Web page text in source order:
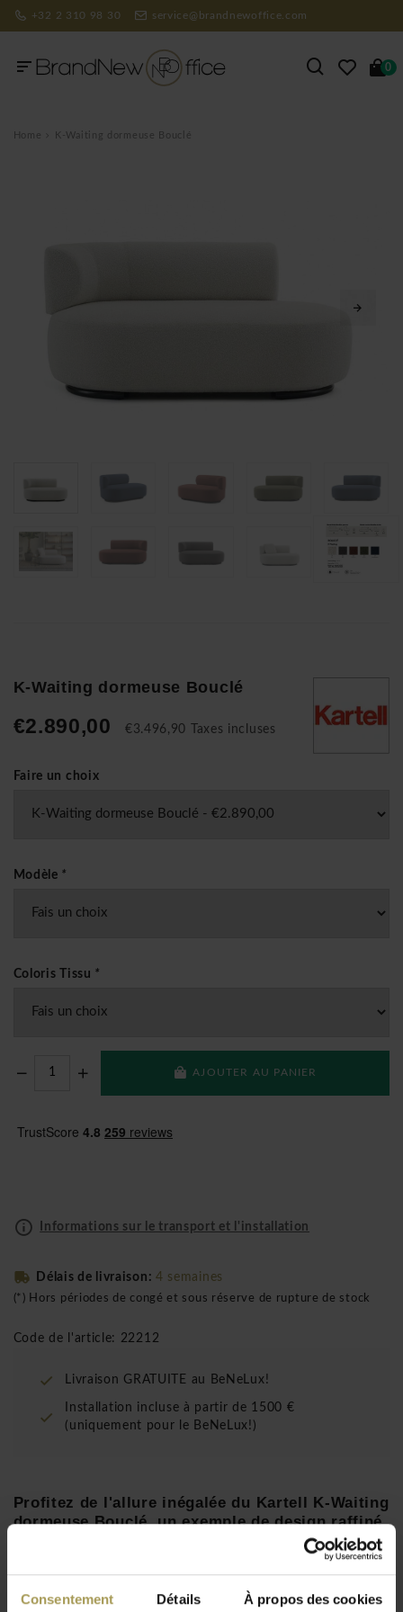
Consentement Détails À propos des cookies
+32 2 310 98 30 service@brandnewoffice.com
0
Home K-Waiting dormeuse Bouclé
K-Waiting dormeuse Bouclé
€2.890,00 €3.496,90 Taxes incluses
Faire un choix
Modèle *
Coloris Tissu *
AJOUTER AU PANIER
Informations sur le transport et l'installation
Délais de livraison: 4 semaines
(*) Hors périodes de congé et sous réserve de rupture de stock
Code de l'article: 22212
Livraison GRATUITE au BeNeLux!
Installation incluse à partir de 1500 €
(uniquement pour le BeNeLux!)
Profitez de l'allure inégalée du Kartell K-Waiting
dormeuse Bouclé, un exemple de design raffiné
Conception:Rodolfo Dordoni pour Kartell, 2022
Dimensions:
70h x 81p x 153l cm